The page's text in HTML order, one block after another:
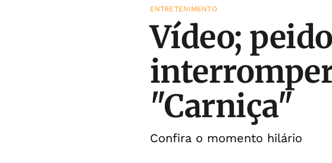
ENTRETENIMENTO
Vídeo;
interromper
"Carniça"
Confira o momento hilário